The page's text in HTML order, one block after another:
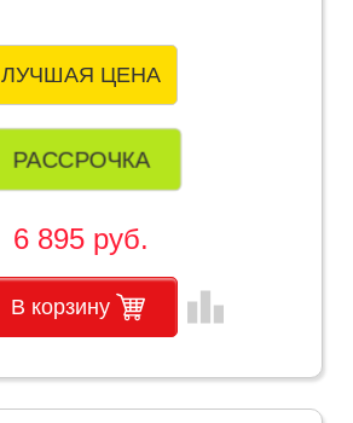
ЛУЧШАЯ ЦЕНА
РАССРОЧКА
6 895 руб.
В корзину leaderboard